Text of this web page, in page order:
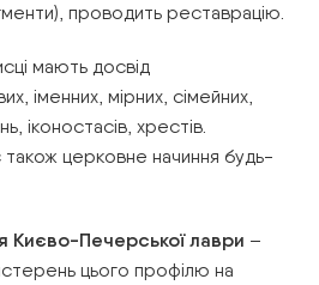
проводить реставрацію.
мають досвід
іменних, мірних, сімейних,
іконостасів, хрестів.
церковне начиння будь-
Києво-Печерської лаври –
цього профілю на